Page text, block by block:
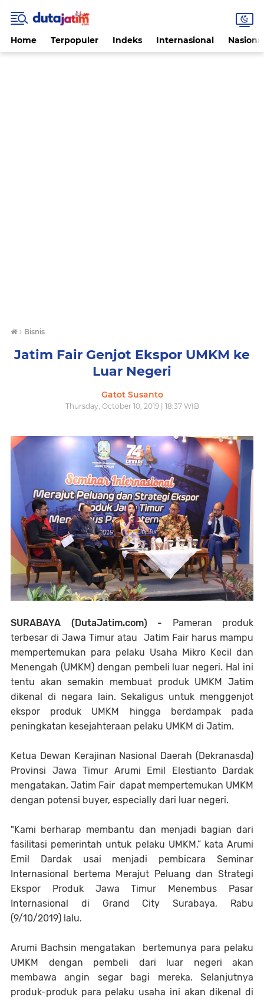
Home Terpopuler Indeks Internasional
› Bisnis
Jatim Fair Genjot Ekspor UMKM ke
Luar Negeri
Gatot Susanto
Thursday, October 10, 2019 | 18:37 WIB
SURABAYA (DutaJatim.com) - Pameran produk
terbesar di Jawa Timur atau Jatim Fair harus mampu
mempertemukan para pelaku Usaha Mikro Kecil dan
Menengah (UMKM) dengan pembeli luar negeri. Hal ini
tentu akan semakin membuat produk UMKM Jatim
dikenal di negara lain. Sekaligus untuk menggenjot
ekspor produk UMKM hingga berdampak pada
peningkatan kesejahteraan pelaku UMKM di Jatim.
Ketua Dewan Kerajinan Nasional Daerah (Dekranasda)
Provinsi Jawa Timur Arumi Emil Elestianto Dardak
mengatakan, Jatim Fair dapat mempertemukan UMKM
dengan potensi buyer, especially dari luar negeri.
"Kami berharap membantu dan menjadi bagian dari
fasilitasi pemerintah untuk pelaku UMKM,” kata Arumi
Emil Dardak usai menjadi pembicara Seminar
Internasional bertema Merajut Peluang dan Strategi
Ekspor Produk Jawa Timur Menembus Pasar
Internasional di Grand City Surabaya, Rabu
(9/10/2019) lalu.
Arumi Bachsin mengatakan bertemunya para pelaku
UMKM dengan pembeli dari luar negeri akan
membawa angin segar bagi mereka. Selanjutnya
produk-produk para pelaku usaha ini akan dikenal di